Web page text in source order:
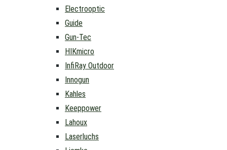
Electrooptic
Guide
Gun-Tec
HIKmicro
InfiRay Outdoor
Innogun
Kahles
Keeppower
Lahoux
Laserluchs